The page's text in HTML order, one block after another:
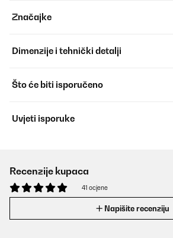
Značajke
Dimenzije i tehnički detalji
Što će biti isporučeno
Uvjeti isporuke
Recenzije kupaca
41 ocjene
Napišite recenziju